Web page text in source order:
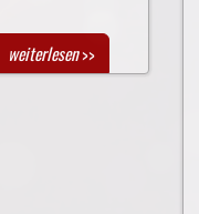
weiterlesen>>